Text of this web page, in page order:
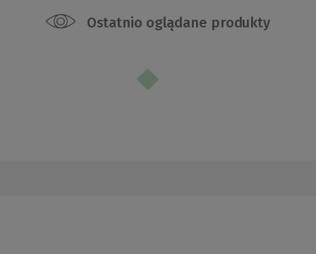
Ostatnio oglądane produkty